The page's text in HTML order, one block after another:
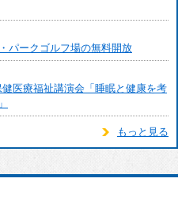
パークゴルフ場の無料開放
医療福祉講演会「睡眠と健康を考
もっと見る